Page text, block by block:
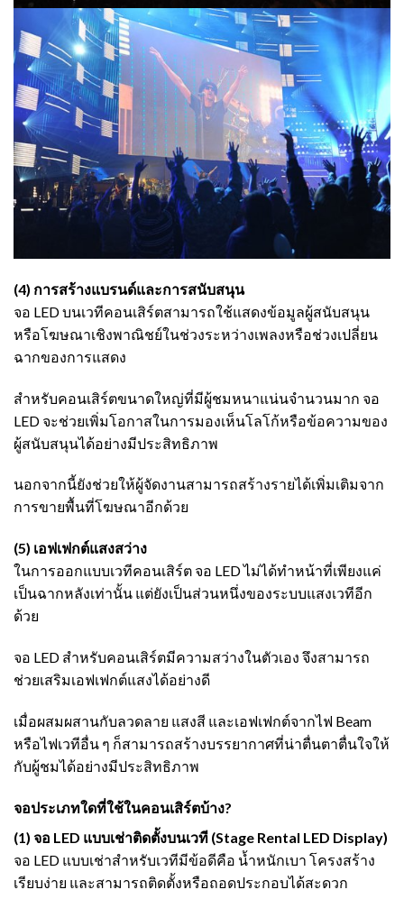
(4) การสร้างแบรนด์และการสนับสนุน
จอ LED บนเวทีคอนเสิร์ตสามารถใช้แสดงข้อมูลผู้สนับสนุน
หรือโฆษณาเชิงพาณิชย์ในช่วงระหว่างเพลงหรือช่วงเปลี่ยน
ฉากของการแสดง
สำหรับคอนเสิร์ตขนาดใหญ่ที่มีผู้ชมหนาแน่นจำนวนมาก จอ
LED จะช่วยเพิ่มโอกาสในการมองเห็นโลโก้หรือข้อความของ
ผู้สนับสนุนได้อย่างมีประสิทธิภาพ
นอกจากนี้ยังช่วยให้ผู้จัดงานสามารถสร้างรายได้เพิ่มเติมจาก
การขายพื้นที่โฆษณาอีกด้วย
(5) เอฟเฟกต์แสงสว่าง
ในการออกแบบเวทีคอนเสิร์ต จอ LED ไม่ได้ทำหน้าที่เพียงแค่
เป็นฉากหลังเท่านั้น แต่ยังเป็นส่วนหนึ่งของระบบแสงเวทีอีก
ด้วย
จอ LED สำหรับคอนเสิร์ตมีความสว่างในตัวเอง จึงสามารถ
ช่วยเสริมเอฟเฟกต์แสงได้อย่างดี
เมื่อผสมผสานกับลวดลาย แสงสี และเอฟเฟกต์จากไฟ Beam
หรือไฟเวทีอื่น ๆ ก็สามารถสร้างบรรยากาศที่น่าตื่นตาตื่นใจให้
กับผู้ชมได้อย่างมีประสิทธิภาพ
จอประเภทใดที่ใช้ในคอนเสิร์ตบ้าง?
(1) จอ LED แบบเช่าติดตั้งบนเวที (Stage Rental LED Display)
จอ LED แบบเช่าสำหรับเวทีมีข้อดีคือ น้ำหนักเบา โครงสร้าง
เรียบง่าย และสามารถติดตั้งหรือถอดประกอบได้สะดวก